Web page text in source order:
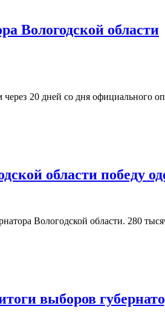
Вологодской области
20 дней со дня официального
области победу
Вологодской области. 280
выборов